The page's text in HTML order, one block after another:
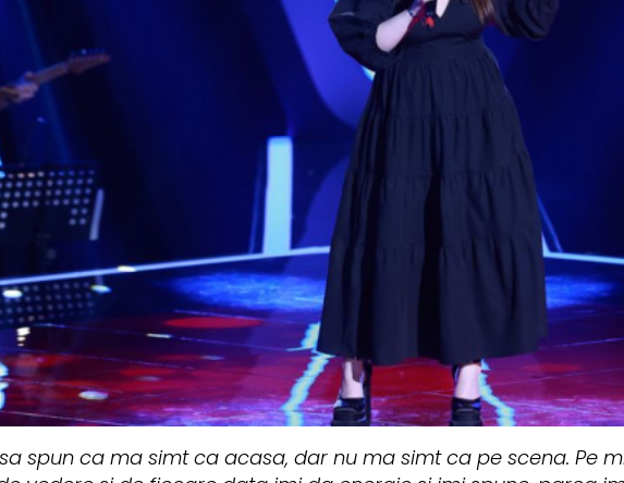
spun ca ma simt ca acasa, dar nu ma simt ca pe scena. Pe